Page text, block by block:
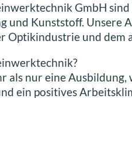
GmbH
und Kunststoff.
Optikindustrie und dem
als nur eine
ein positives